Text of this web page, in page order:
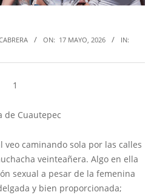
ON: 17 MAYO, 2026
IN:
1
de Cuautepec
caminando sola por las calles
veinteañera. Algo en ella
sexual a pesar de la femenina
y bien proporcionada;